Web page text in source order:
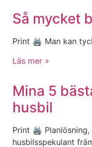
Så mycket
Print 🖨 Man kan
Läs mer »
Mina 5
husbil
Print 🖨 Planlösning,
husbilsspekulant